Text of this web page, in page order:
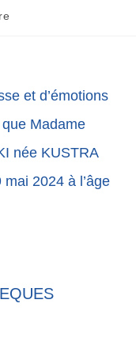
et d’émotions
Madame
née KUSTRA
2024 à l’âge